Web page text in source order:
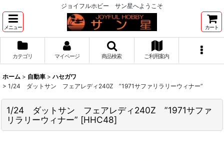
ジョイフルホビー サン星へようこそ
メニュー カート
カテゴリ マイページ 商品検索 ご利用案内
ホーム > 自動車 > ハセガワ
> 1/24 ダットサン フェアレディ240Z ”1971サファリラリーウィナー”
1/24 ダットサン フェアレディ240Z ”1971サファ
リラリーウィナー” [HHC48]